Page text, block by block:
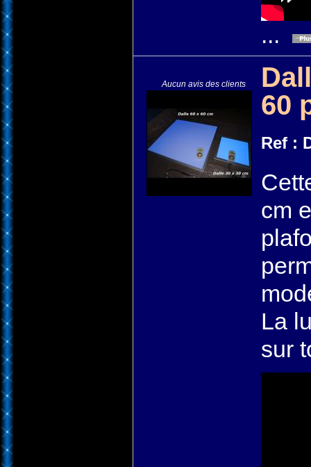
...
Aucun avis des clients
60
Ref :
cm
La
sur